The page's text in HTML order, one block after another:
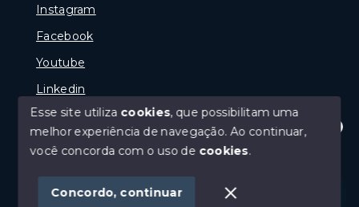
Olá! Estamos disponíveis para te ajudar.
Instagram
Facebook
Youtube
Linkedin
© Copyright 2026 - GP Imóveis - Todos os direitos
SITE PARA IMOBILIARIA
Esse site utiliza cookies, que possibilitam uma
melhor experiência de navegação.Ao continuar,
você concorda com o uso de cookies.
Concordo, continuar